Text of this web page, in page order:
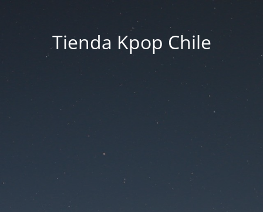
Tienda Kpop Chile